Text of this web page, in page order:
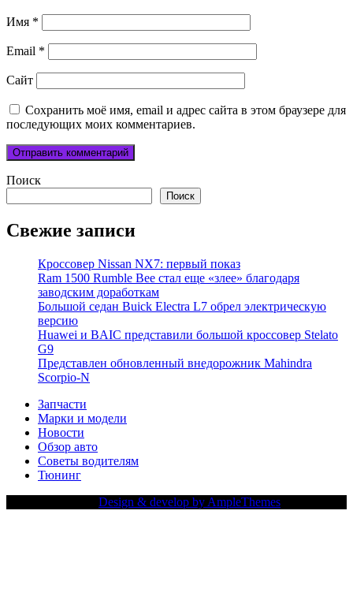
Имя *
Email *
Сайт
Сохранить моё имя, email и адрес сайта в этом браузере для
последующих моих комментариев.
Поиск
Поиск
Свежие записи
Кроссовер Nissan NX7: первый показ
Ram 1500 Rumble Bee стал еще «злее» благодаря
заводским доработкам
Большой седан Buick Electra L7 обрел электрическую
версию
Huawei и BAIC представили большой кроссовер Stelato
G9
Представлен обновленный внедорожник Mahindra
Scorpio-N
Запчасти
Марки и модели
Новости
Обзор авто
Советы водителям
Тюнинг
Design & develop by AmpleThemes